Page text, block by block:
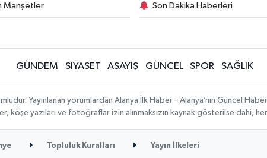
Manşetler Son Dakika Haberleri
GÜNDEM SİYASET ASAYİŞ GÜNCEL SPOR SAĞLIK
Yayınlanan yorumlardan Alanya İlk Haber – Alanya’nın Güncel
köşe yazıları ve fotoğraflar izin alınmaksızın kaynak gösterilse dahi,
Topluluk Kuralları Yayın İlkeleri